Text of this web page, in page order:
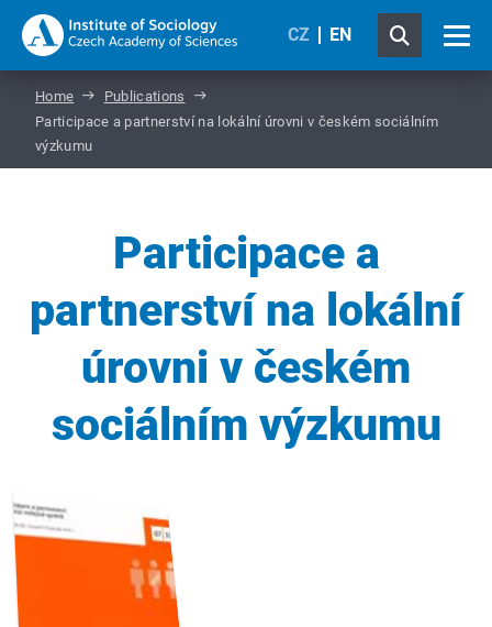
CZ EN
Home
Publications
Participace a partnerství na lokální úrovni v českém sociálním
výzkumu
Participace a
partnerství na lokální
úrovni v českém
sociálním výzkumu